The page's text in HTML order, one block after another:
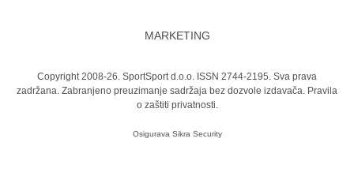
MARKETING
Copyright 2008-26. SportSport d.o.o. ISSN 2744-2195. Sva prava
zadržana. Zabranjeno preuzimanje sadržaja bez dozvole izdavača. Pravila
o zaštiti privatnosti.
Osigurava Sikra Security